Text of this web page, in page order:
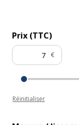
Prix (TTC)
€
Réinitialiser